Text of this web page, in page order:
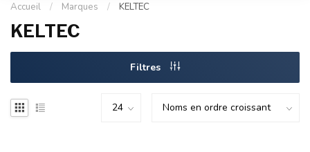
Accueil / Marques / KELTEC
KELTEC
Filtres